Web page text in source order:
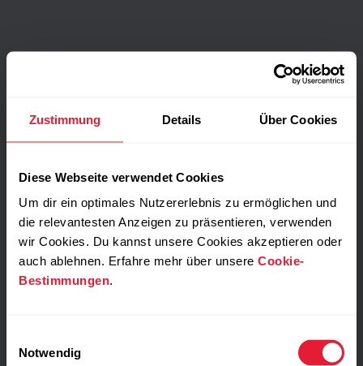
Zustimmung Details Über Cookies
Diese Webseite verwendet Cookies
Um dir ein optimales Nutzererlebnis zu ermöglichen und
die relevantesten Anzeigen zu präsentieren, verwenden
wir Cookies. Du kannst unsere Cookies akzeptieren oder
auch ablehnen. Erfahre mehr über unsere Cookie-
Bestimmungen.
Notwendig